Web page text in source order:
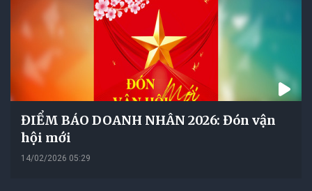
ĐIỂM BÁO DOANH NHÂN 2026: Đón vận
hội mới
14/02/2026 05:29